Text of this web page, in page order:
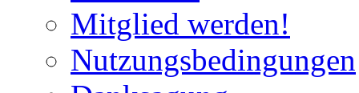
Mitglied werden!
Nutzungsbedingungen